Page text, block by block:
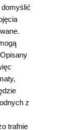
domyślić
z
trafnie